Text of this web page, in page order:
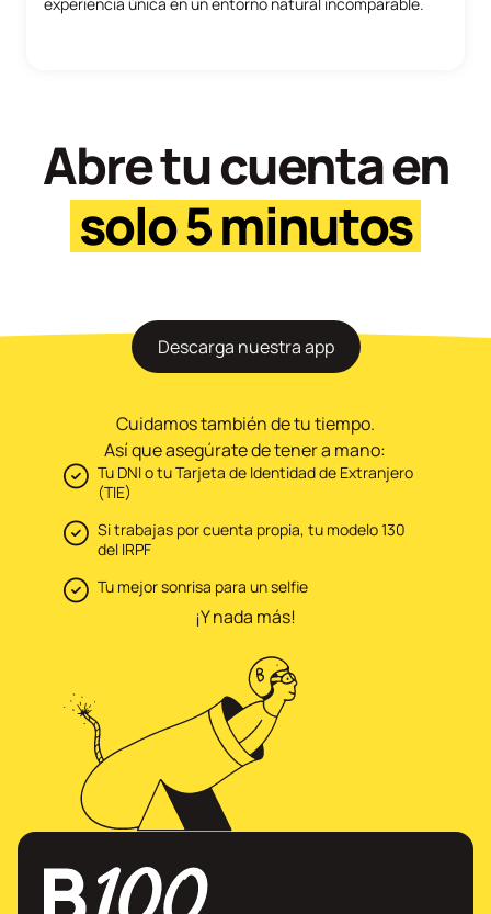
Abre tu cuenta en
solo 5 minutos
Descarga nuestra app
Cuidamos también de tu tiempo.
Así que asegúrate de tener a mano:
Tu DNI o tu Tarjeta de Identidad de Extranjero
(TIE)
Si trabajas por cuenta propia, tu modelo 130
del IRPF
Tu mejor sonrisa para un selfie
¡Y nada más!